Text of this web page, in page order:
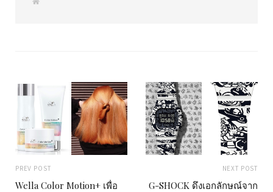
PREV POST
Wella Color Motion+ เพื่อ
NEXT POST
G-SHOCK ดึงเอกลักษณ์จาก